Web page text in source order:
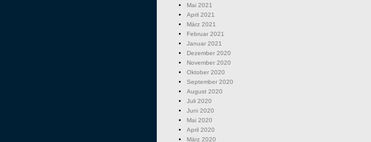
Mai 2021
April 2021
März 2021
Februar 2021
Januar 2021
Dezember 2020
November 2020
Oktober 2020
September 2020
August 2020
Juli 2020
Juni 2020
Mai 2020
April 2020
März 2020